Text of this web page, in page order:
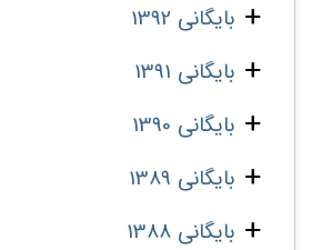
بایگانی 1392
بایگانی 1391
بایگانی 1390
بایگانی 1389
بایگانی 1388